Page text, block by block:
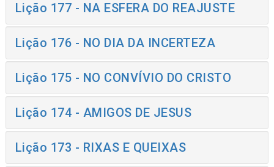
Lição 177 - NA ESFERA DO REAJUSTE
Lição 176 - NO DIA DA INCERTEZA
Lição 175 - NO CONVÍVIO DO CRISTO
Lição 174 - AMIGOS DE JESUS
Lição 173 - RIXAS E QUEIXAS